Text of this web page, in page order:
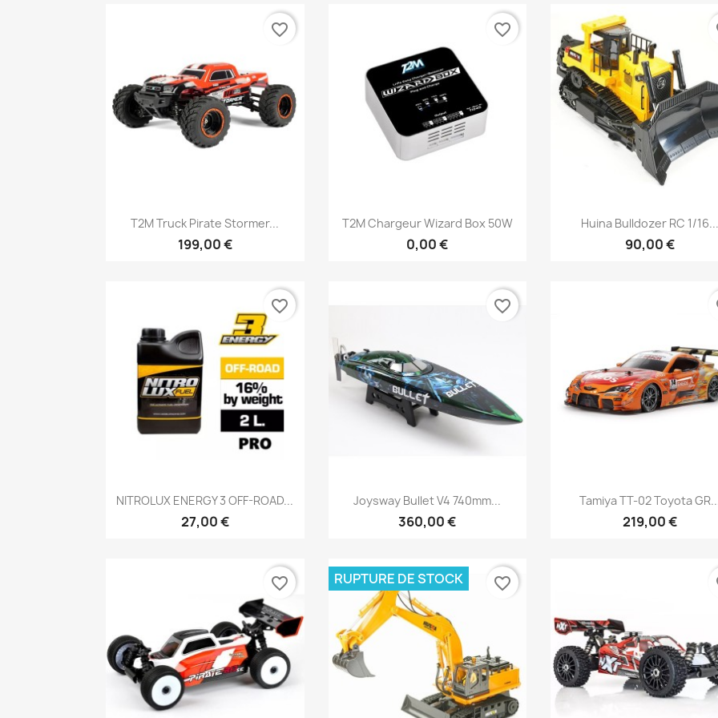
Aperçu rapide
T2M Truck Pirate Stormer...
199,00 €
favorite_border
Aperçu rapide
T2M Chargeur Wizard Box 50W
0,00 €
favorite_border
Aperçu rapide
Huina Bulldozer RC 1/16...
90,00 €
Aperçu rapide
NITROLUX ENERGY 3 OFF-ROAD...
27,00 €
favorite_border
Aperçu rapide
Joysway Bullet V4 740mm...
360,00 €
favorite_border
Aperçu rapide
Tamiya TT-02 Toyota
219,00 €
favorite_border RUPTURE DE STOCK favorite_border